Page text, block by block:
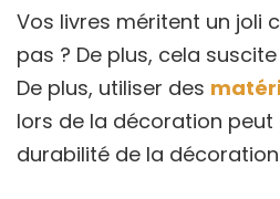
Vos livres méritent un joli
pas ? De plus, cela
De plus, utiliser des
lors de la décoration peut
durabilité de la